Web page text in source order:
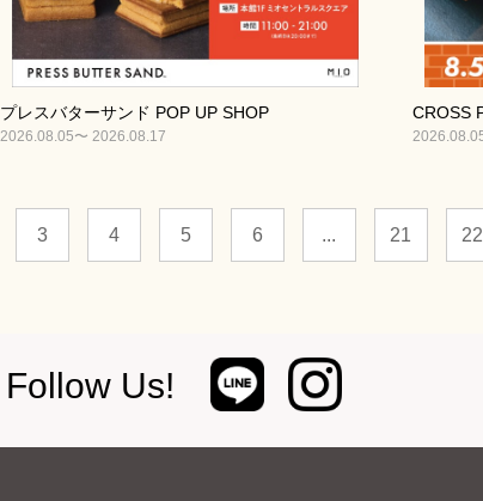
プレスバターサンド POP UP SHOP
2026.08.05〜 2026.08.17
CROSS
3 4 5 6 ... 21 22
Follow Us!